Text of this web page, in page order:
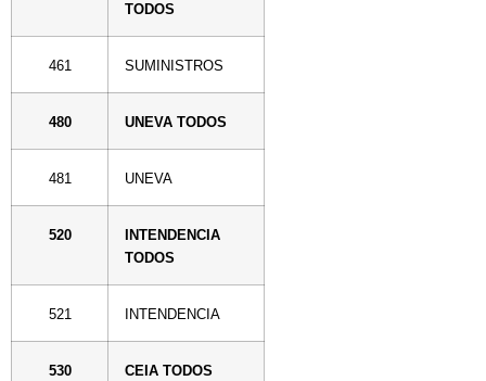
TODOS
461 SUMINISTROS
480 UNEVA TODOS
481 UNEVA
520
INTENDENCIA
TODOS
521 INTENDENCIA
530 CEIA TODOS